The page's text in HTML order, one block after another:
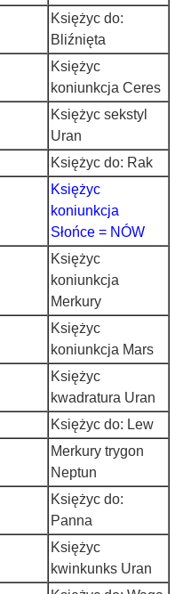
Księżyc do:
Bliźnięta
Księżyc
koniunkcja Ceres
Księżyc sekstyl
Uran
Księżyc do: Rak
Księżyc
koniunkcja
Słońce = NÓW
Księżyc
koniunkcja
Merkury
Księżyc
koniunkcja Mars
Księżyc
kwadratura Uran
Księżyc do: Lew
Merkury trygon
Neptun
Księżyc do:
Panna
Księżyc
kwinkunks Uran